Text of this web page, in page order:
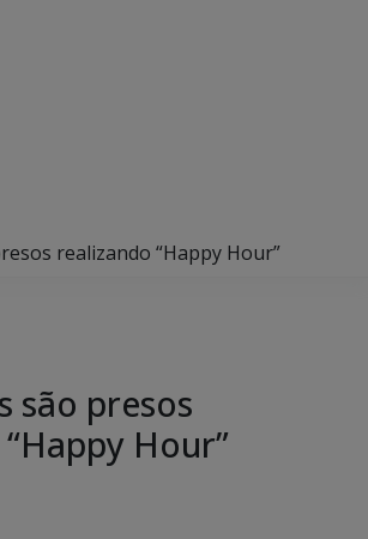
realizando “Happy Hour”
são presos
Hour”